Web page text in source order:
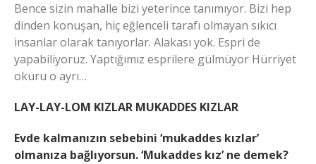
Bence sizin mahalle bizi yeterince tanımıyor. Bizi hep
dinden konuşan, hiç eğlenceli tarafı olmayan sıkıcı
insanlar olarak tanıyorlar. Alakası yok. Espri de
yapabiliyoruz. Yaptığımız esprilere gülmüyor Hürriyet
okuru o ayrı…
LAY-LAY-LOM KIZLAR MUKADDES KIZLAR
Evde kalmanızın sebebini ‘mukaddes kızlar’
olmanıza bağlıyorsun. ‘Mukaddes kız’ ne demek?